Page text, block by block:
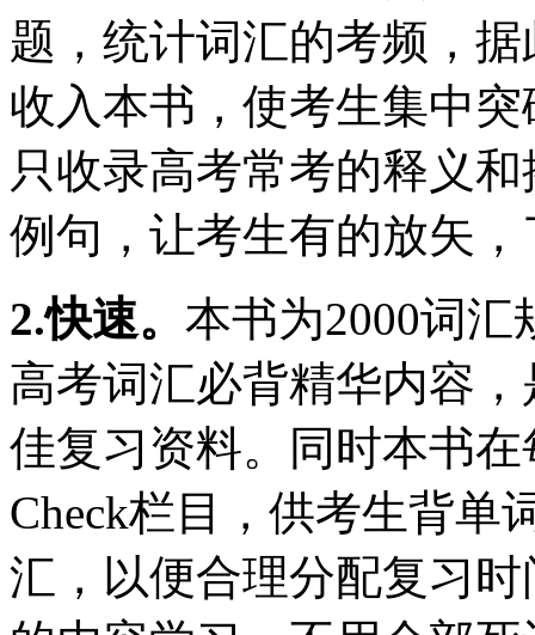
题，统计词汇的考频，
收入本书，使考生集中
只收录高考常考的释义
例句，让考生有的放矢
2.快速。 本书为2000词汇
高考词汇必背精华内容
佳复习资料。同时本书
Check栏目，供考生背单
汇，以便合理分配复习